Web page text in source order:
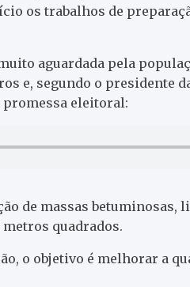
os trabalhos de
aguardada pela
e, segundo o presidente
eleitoral:
de massas betuminosas,
metros quadrados.
o objetivo é melhorar a